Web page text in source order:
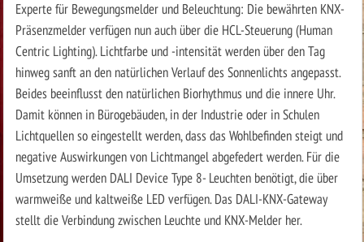
Experte für Bewegungsmelder und Beleuchtung: Die bewährten KNX-
Präsenzmelder verfügen nun auch über die HCL-Steuerung (Human
Centric Lighting). Lichtfarbe und -intensität werden über den Tag
hinweg sanft an den natürlichen Verlauf des Sonnenlichts angepasst.
Beides beeinflusst den natürlichen Biorhythmus und die innere Uhr.
Damit können in Bürogebäuden, in der Industrie oder in Schulen
Lichtquellen so eingestellt werden, dass das Wohlbefinden steigt und
negative Auswirkungen von Lichtmangel abgefedert werden. Für die
Umsetzung werden DALI Device Type 8- Leuchten benötigt, die über
warmweiße und kaltweiße LED verfügen. Das DALI-KNX-Gateway
stellt die Verbindung zwischen Leuchte und KNX-Melder her.